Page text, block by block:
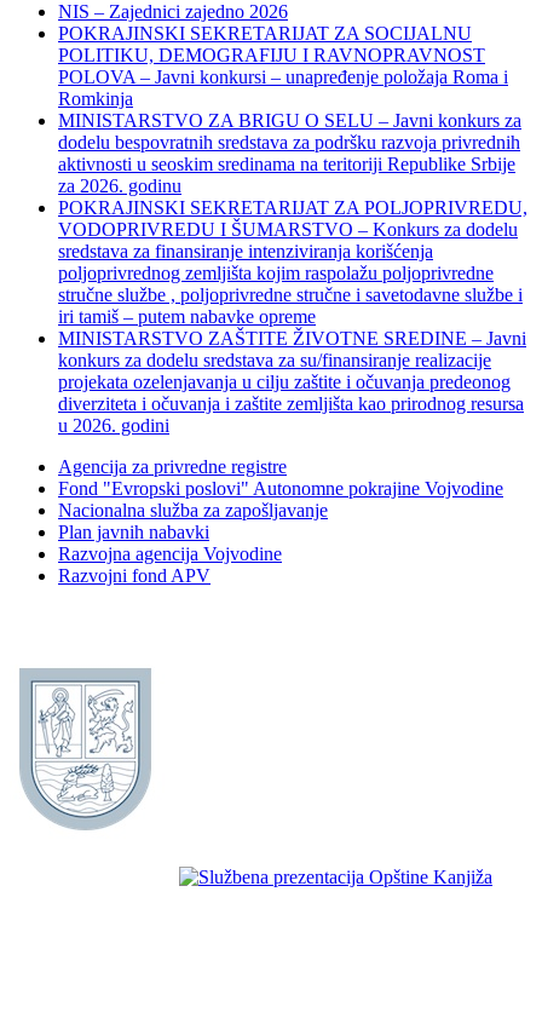
NIS – Zajednici zajedno 2026
POKRAJINSKI SEKRETARIJAT ZA SOCIJALNU
POLITIKU, DEMOGRAFIJU I RAVNOPRAVNOST
POLOVA – Javni konkursi – unapređenje položaja Roma i
Romkinja
MINISTARSTVO ZA BRIGU O SELU – Javni konkurs za
dodelu bespovratnih sredstava za podršku razvoja privrednih
aktivnosti u seoskim sredinama na teritoriji Republike Srbije
za 2026. godinu
POKRAJINSKI SEKRETARIJAT ZA POLJOPRIVREDU,
VODOPRIVREDU I ŠUMARSTVO – Konkurs za dodelu
sredstava za finansiranje intenziviranja korišćenja
poljoprivrednog zemljišta kojim raspolažu poljoprivredne
stručne službe , poljoprivredne stručne i savetodavne službe i
iri tamiš ‒ putem nabavke opreme
MINISTARSTVO ZAŠTITE ŽIVOTNE SREDINE – Javni
konkurs za dodelu sredstava za su/finansiranje realizacije
projekata ozelenjavanja u cilju zaštite i očuvanja predeonog
diverziteta i očuvanja i zaštite zemljišta kao prirodnog resursa
u 2026. godini
Agencija za privredne registre
Fond "Evropski poslovi" Autonomne pokrajine Vojvodine
Nacionalna služba za zapošljavanje
Plan javnih nabavki
Razvojna agencija Vojvodine
Razvojni fond APV